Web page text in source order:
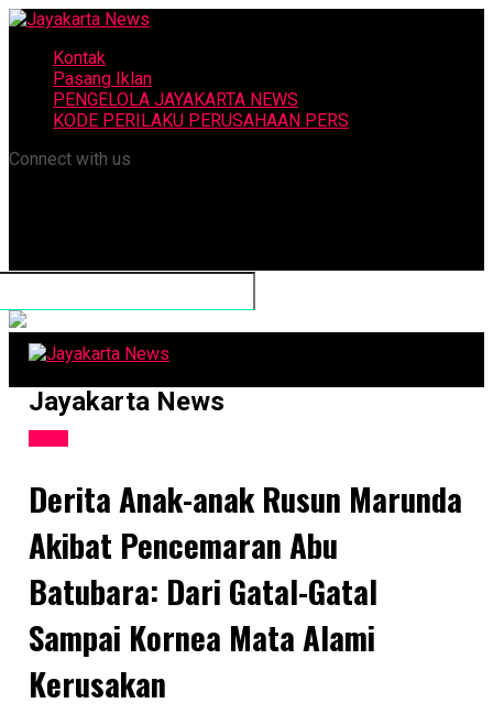
Kontak
Pasang Iklan
PENGELOLA JAYAKARTA NEWS
KODE PERILAKU PERUSAHAAN PERS
Connect with us
Jayakarta News
Derita Anak-anak Rusun Marunda
Akibat Pencemaran Abu
Batubara: Dari Gatal-Gatal
Sampai Kornea Mata Alami
Kerusakan